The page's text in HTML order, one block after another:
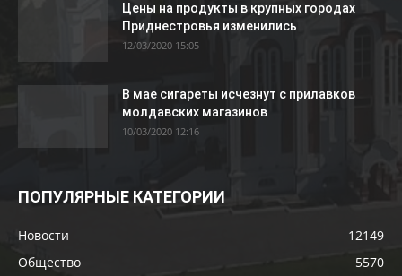
Цены на продукты в крупных городах
Приднестровья изменились
12/03/2020 15:05
В мае сигареты исчезнут с прилавков
молдавских магазинов
10/03/2020 12:16
ПОПУЛЯРНЫЕ КАТЕГОРИИ
Новости
12149
Общество
5570